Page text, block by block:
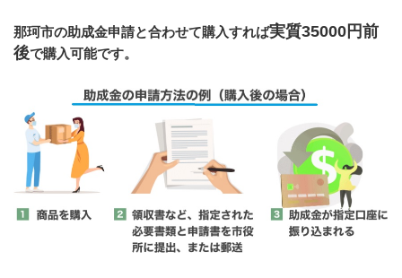
那珂市の助成金申請と合わせて購入すれば実質35000円前
後で購入可能です。